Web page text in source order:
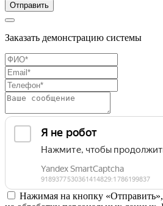
Отправить
Заказать демонстрацию системы
Нажимая на кнопку